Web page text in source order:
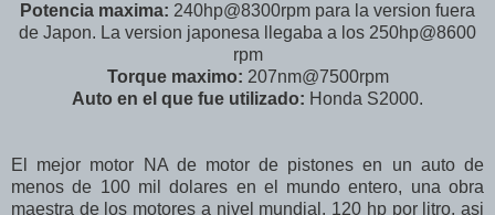
Potencia maxima: 240hp@8300rpm para la version fuera
de Japon. La version japonesa llegaba a los 250hp@8600
rpm
Torque maximo: 207nm@7500rpm
Auto en el que fue utilizado: Honda S2000.
El mejor motor NA de motor de pistones en un auto de
menos de 100 mil dolares en el mundo entero, una obra
maestra de los motores a nivel mundial. 120 hp por litro, asi